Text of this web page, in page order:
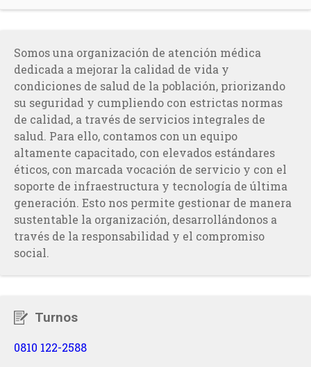
Somos una organización de atención médica
dedicada a mejorar la calidad de vida y
condiciones de salud de la población, priorizando
su seguridad y cumpliendo con estrictas normas
de calidad, a través de servicios integrales de
salud. Para ello, contamos con un equipo
altamente capacitado, con elevados estándares
éticos, con marcada vocación de servicio y con el
soporte de infraestructura y tecnología de última
generación. Esto nos permite gestionar de manera
sustentable la organización, desarrollándonos a
través de la responsabilidad y el compromiso
social.
Turnos
0810 122-2588